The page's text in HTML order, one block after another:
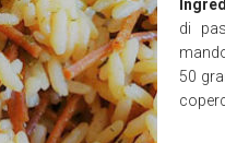
di
50